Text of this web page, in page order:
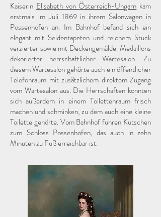
Kaiserin Elisabeth von Österreich-Ungarn kam
erstmals im Juli 1869 in ihrem Salonwagen in
Possenhofen an. Im Bahnhof befand sich ein
elegant mit Seidentapeten und reichem Stuck
verzierter sowie mit Deckengemälde-Medaillons
dekorierter herrschaftlicher Wartesalon. Zu
diesem Wartesalon gehörte auch ein öffentlicher
Telefonraum mit zusätzlichem direktem Zugang
vom Wartesalon aus. Die Herrschaften konnten
sich außerdem in einem Toilettenraum frisch
machen und schminken, zu dem auch eine kleine
Toilette gehörte. Vom Bahnhof fuhren Kutschen
zum Schloss Possenhofen, das auch in zehn
Minuten zu Fuß erreichbar ist.